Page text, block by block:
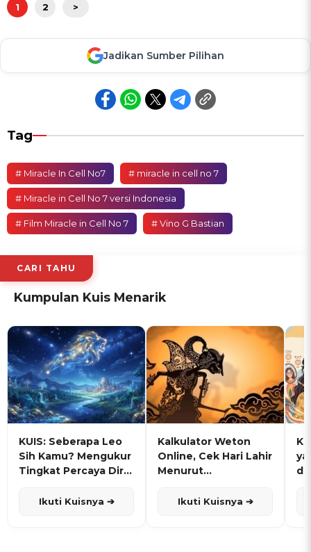
1 2 >
Jadikan Sumber Pilihan
Tag
# Miracle In Cell No7 # miracle in cell no 7
# Miracle in Cell No 7 versi Indonesia
# Film Miracle in Cell No 7 # Vino G Bastian
CARI TAHU
Kumpulan Kuis Menarik
KUIS: Seberapa Leo
Sih Kamu? Mengukur
Tingkat Percaya Diri
Ikuti Kuisnya ➔
Kalkulator Weton
Online, Cek Hari Lahir
Menurut
Ikuti Kuisnya ➔